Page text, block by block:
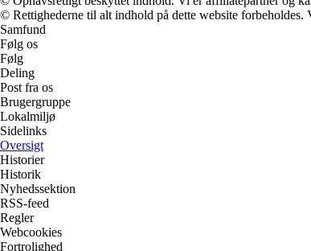
© Rettighederne til alt indhold på dette website
Samfund
Følg os
Følg
Deling
Post fra os
Brugergruppe
Lokalmiljø
Sidelinks
Oversigt
Historier
Historik
Nyhedssektion
RSS-feed
Regler
Webcookies
Fortrolighed